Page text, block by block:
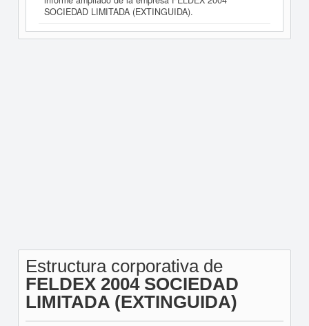
SOCIEDAD LIMITADA (EXTINGUIDA).
Estructura corporativa de
FELDEX 2004 SOCIEDAD
LIMITADA (EXTINGUIDA)